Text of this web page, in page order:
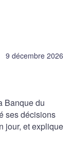
9 décembre 2026
Banque du
ses décisions
jour, et explique